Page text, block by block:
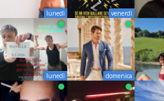
lunedì venerdì
lunedì domenica